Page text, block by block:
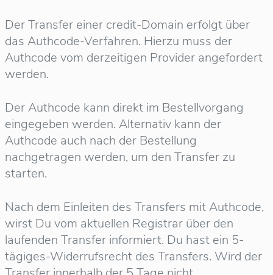
Der Transfer einer credit-Domain erfolgt über
das Authcode-Verfahren. Hierzu muss der
Authcode vom derzeitigen Provider angefordert
werden.
Der Authcode kann direkt im Bestellvorgang
eingegeben werden. Alternativ kann der
Authcode auch nach der Bestellung
nachgetragen werden, um den Transfer zu
starten.
Nach dem Einleiten des Transfers mit Authcode,
wirst Du vom aktuellen Registrar über den
laufenden Transfer informiert. Du hast ein 5-
tägiges-Widerrufsrecht des Transfers. Wird der